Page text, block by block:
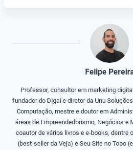
Felipe
Professor, consultor em marketing
fundador do Digaí e diretor da Unu
Computação, mestre e doutor em
áreas de Empreendedorismo, Negócios e
coautor de vários livros e e-books, dentre
(best-seller da Veja) e Seu Site no Topo